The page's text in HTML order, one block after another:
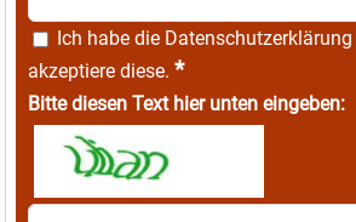
Ich habe die Datenschutzerklärung
akzeptiere diese. *
Bitte diesen Text hier unten eingeben: